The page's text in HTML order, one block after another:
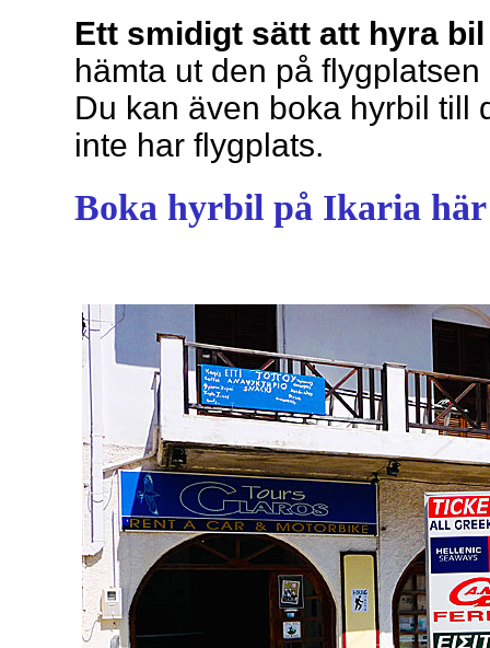
Ett smidigt sätt att hyra
hämta ut den på
Du kan även boka hyrbil till
inte har flygplats.
Boka hyrbil på Ikaria